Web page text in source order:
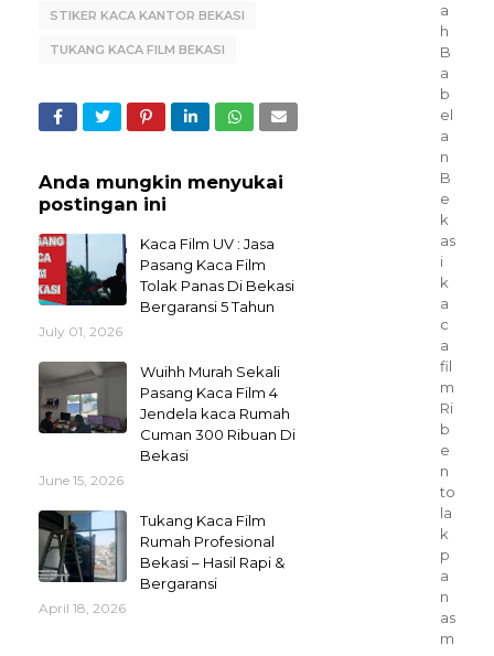
STIKER KACA KANTOR BEKASI
TUKANG KACA FILM BEKASI
Anda mungkin menyukai
postingan ini
Kaca Film UV : Jasa
Pasang Kaca Film
Tolak Panas Di Bekasi
Bergaransi 5 Tahun
July 01, 2026
Wuihh Murah Sekali
Pasang Kaca Film 4
Jendela kaca Rumah
Cuman 300 Ribuan Di
Bekasi
June 15, 2026
Tukang Kaca Film
Rumah Profesional
Bekasi – Hasil Rapi &
Bergaransi
April 18, 2026
a
h
B
a
b
el
a
n
B
e
k
as
i
k
a
c
a
fil
m
Ri
b
e
n
to
la
k
p
a
n
as
m